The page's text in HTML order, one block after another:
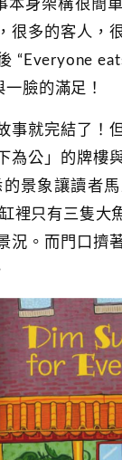
本身架構很簡
很多的客人，
“Everyone
臉的滿足！
事就完結了！
公」的牌樓
景象讓讀者
裡只有三隻大
況。而門口擠